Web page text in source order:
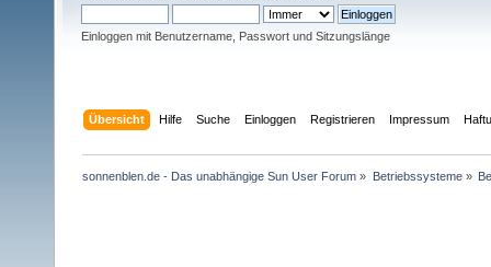
Einloggen mit Benutzername, Passwort und Sitzungslänge
Übersicht Hilfe Suche Einloggen Registrieren Impressum
sonnenblen.de - Das unabhängige Sun User Forum » Betriebssysteme»